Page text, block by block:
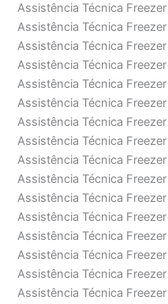
Assistência Técnica
Assistência Técnica
Assistência Técnica
Assistência Técnica
Assistência Técnica
Assistência Técnica
Assistência Técnica
Assistência Técnica
Assistência Técnica
Assistência Técnica
Assistência Técnica
Assistência Técnica Freezer
Assistência Técnica
Assistência Técnica
Assistência Técnica
Assistência Técnica